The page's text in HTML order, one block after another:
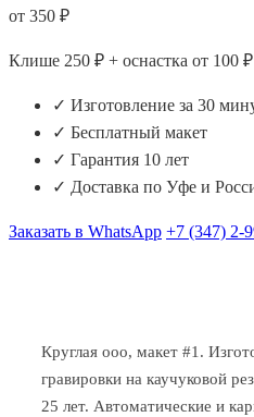
от 350 ₽
Клише 250 ₽ + оснастка от 100 ₽
✓ Изготовление за 30
✓ Бесплатный макет
✓ Гарантия 10 лет
✓ Доставка по Уфе и
Заказать в WhatsApp +7 (347) 2-
Круглая ооо, макет #1.
гравировки на каучуковой
25 лет. Автоматические и